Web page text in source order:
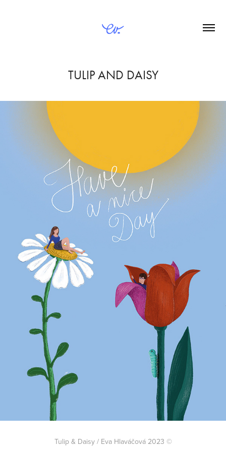
TULIP AND DAISY
Tulip & Daisy / Eva Hlaváčová 2023 ©